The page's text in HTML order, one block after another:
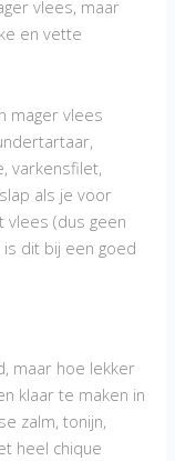
vlees, maar
en vette
mager vlees
varkensfilet,
als je voor
vlees (dus geen
dit bij een goed
maar hoe lekker
klaar te maken in
zalm, tonijn,
heel chique